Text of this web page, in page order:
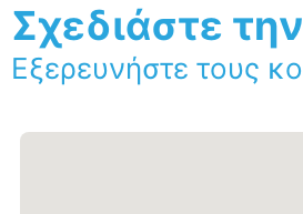
Σχεδιάστε
Εξερευνήστε τους